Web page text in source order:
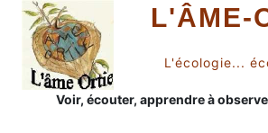
L'ÂME-
L'écologie...
Voir, écouter, apprendre à